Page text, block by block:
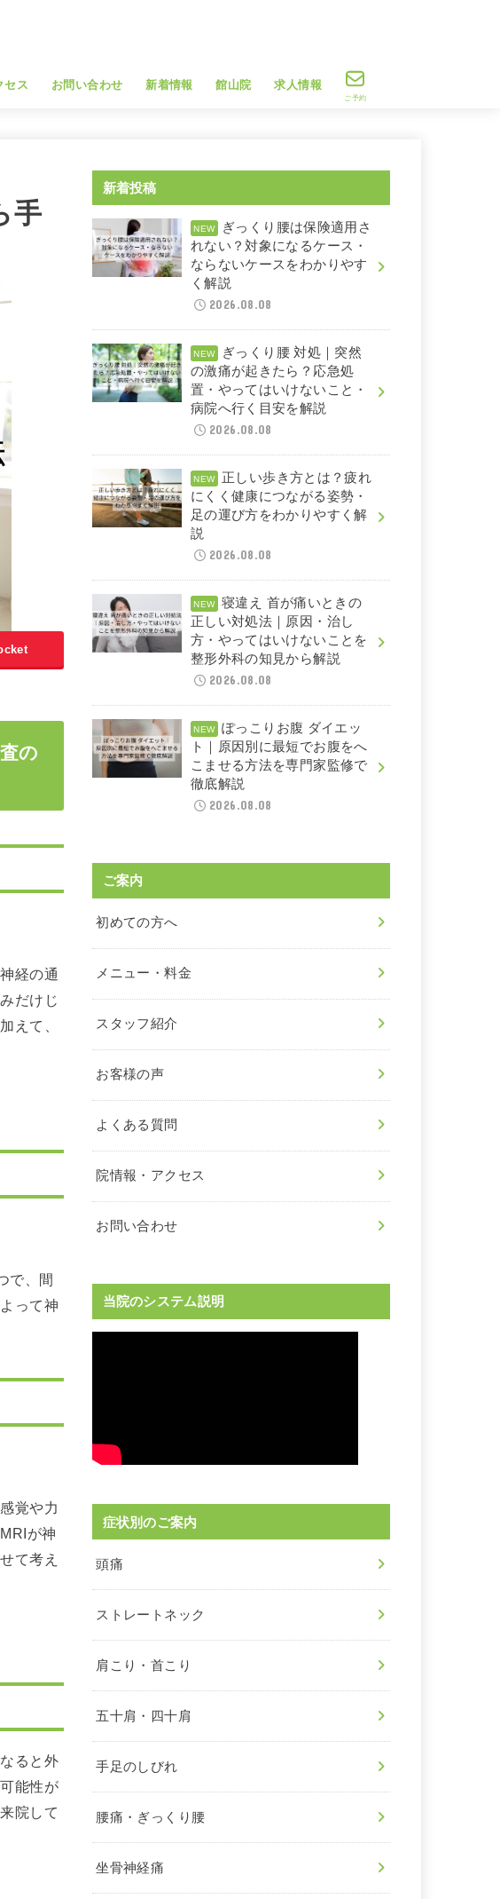
セス お問い合わせ 新着情報 館山院 求人情報
ご予約
手
の
経の通
だけじ
えて、
で、間
って神
覚や力
が神
て考え
ると外
能性が
院して
新着投稿
ぎっくり腰は保険適用さ
れない？対象になるケース・
ならないケースをわかりやす
く解説
2026.08.08
ぎっくり腰 対処｜突然
の激痛が起きたら？応急処
置・やってはいけないこと・
病院へ行く目安を解説
2026.08.08
正しい歩き方とは？疲れ
にくく健康につながる姿勢・
足の運び方をわかりやすく解
説
2026.08.08
寝違え 首が痛いときの
正しい対処法｜原因・治し
方・やってはいけないことを
整形外科の知見から解説
2026.08.08
ぽっこりお腹 ダイエッ
ト｜原因別に最短でお腹をへ
こませる方法を専門家監修で
徹底解説
2026.08.08
ご案内
初めての方へ
メニュー・料金
スタッフ紹介
お客様の声
よくある質問
院情報・アクセス
お問い合わせ
当院のシステム説明
症状別のご案内
頭痛
ストレートネック
肩こり・首こり
五十肩・四十肩
手足のしびれ
腰痛・ぎっくり腰
坐骨神経痛